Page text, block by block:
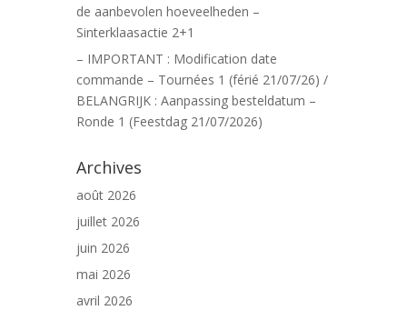
de aanbevolen hoeveelheden –
Sinterklaasactie 2+1
– IMPORTANT : Modification date
commande – Tournées 1 (férié 21/07/26) /
BELANGRIJK : Aanpassing besteldatum –
Ronde 1 (Feestdag 21/07/2026)
Archives
août 2026
juillet 2026
juin 2026
mai 2026
avril 2026